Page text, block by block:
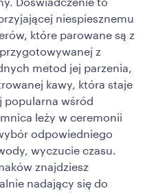
Doświadczenie to
niespiesznemu
które parowane są z
z
metod jej parzenia,
kawy, która staje
popularna wśród
leży w ceremonii
odpowiedniego
wyczucie czasu.
znajdziesz
nadający się do